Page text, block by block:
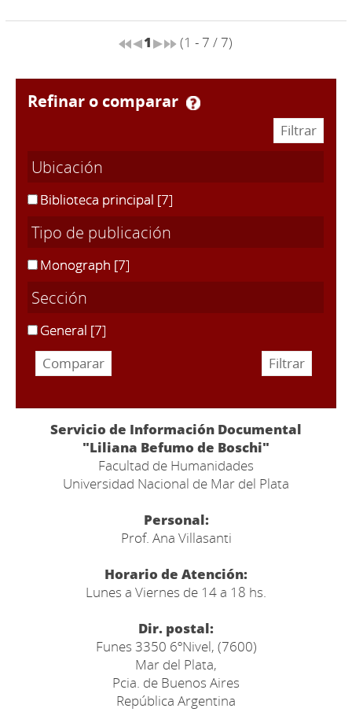
1 (1 - 7 / 7)
refinar o comparar
Ubicación
Biblioteca principal [7]
Tipo de publicación
Monograph [7]
Sección
General [7]
Servicio de Información Documental
"Liliana Befumo de Boschi"
Facultad de Humanidades
Universidad Nacional de Mar del Plata
Personal:
Prof. Ana Villasanti
Horario de Atención:
Lunes a Viernes de 14 a 18 hs.
Dir. postal:
Funes 3350 6ºNivel, (7600)
Mar del Plata,
Pcia. de Buenos Aires
República Argentina